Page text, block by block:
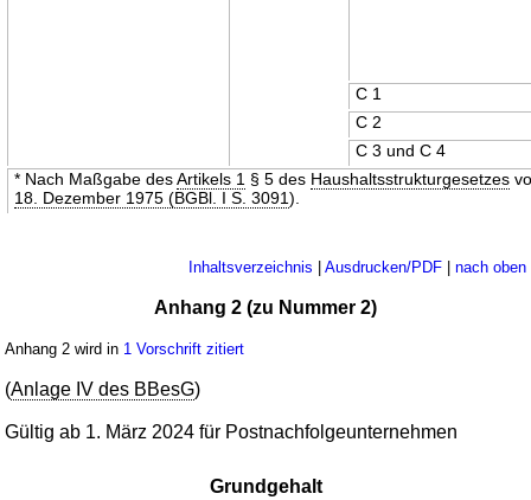
C 1
C 2
C 3 und C 4
* Nach Maßgabe desArtikels 1 § 5 des Haushaltsstrukturgesetzes
18. Dezember 1975 (BGBl. I S. 3091).
Inhaltsverzeichnis | Ausdrucken/PDF| nach oben
Anhang 2 (zu Nummer 2)
Anhang 2 wird in 1 Vorschrift zitiert
(Anlage IV des BBesG)
Gültig ab 1. März 2024 für Postnachfolgeunternehmen
Grundgehalt